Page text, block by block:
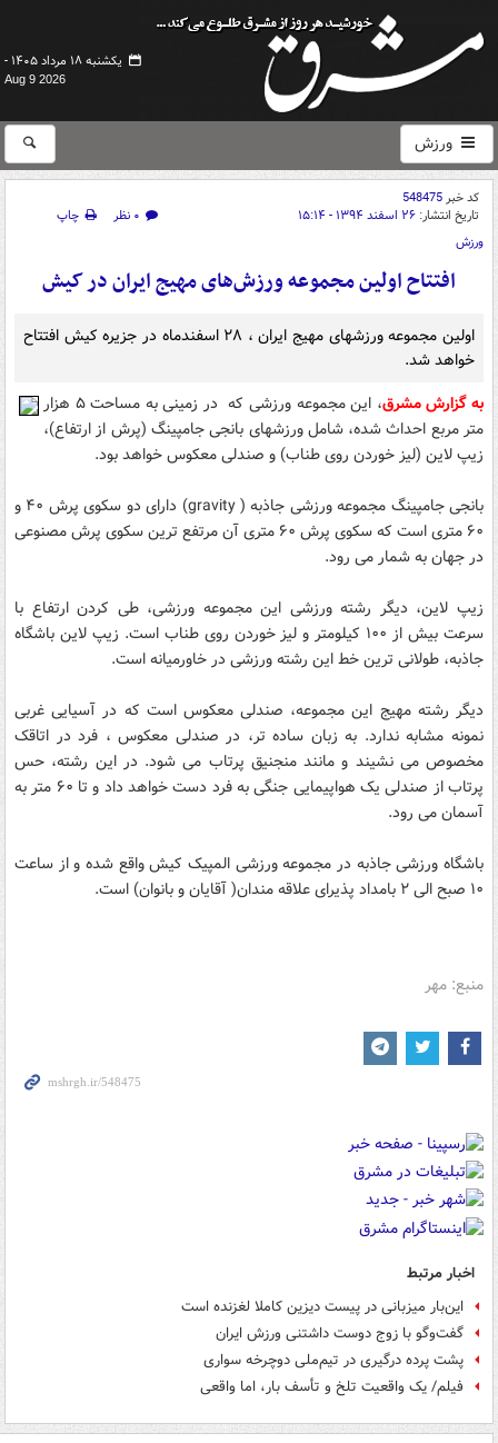
یکشنبه ۱۸ مرداد ۱۴۰۵ -
Aug 9 2026
ورزش
کد خبر548475
تاریخ انتشار: ۲۶ اسفند ۱۳۹۴ - ۱۵:۱۴ ۰ نظر
چاپ
ورزش
افتتاح اولین مجموعه ورزش‌های مهیج ایران در کیش
اولین مجموعه ورزشهای مهیج ایران ، ۲۸ اسفندماه در جزیره کیش افتتاح
خواهد شد.
به گزارش مشرق
، این مجموعه ورزشی که در زمینی به مساحت ۵ هزار
متر مربع احداث شده، شامل ورزشهای بانجی جامپینگ (پرش از ارتفاع)،
زیپ لاین (لیز خوردن روی طناب) و صندلی معکوس خواهد بود.
بانجی جامپینگ مجموعه ورزشی جاذبه ( gravity) دارای دو سکوی پرش ۴۰ و
۶۰ متری است که سکوی پرش ۶۰ متری آن مرتفع ترین سکوی پرش مصنوعی
در جهان به شمار می رود.
زیپ لاین، دیگر رشته ورزشی این مجموعه ورزشی، طی کردن ارتفاع با
سرعت بیش از ۱۰۰ کیلومتر و لیز خوردن روی طناب است. زیپ لاین باشگاه
جاذبه، طولانی ترین خط این رشته ورزشی در خاورمیانه است.
دیگر رشته مهیج این مجموعه، صندلی معکوس است که در آسیایی غربی
نمونه مشابه ندارد. به زبان ساده تر، در صندلی معکوس ، فرد در اتاقک
مخصوص می نشیند و مانند منجنیق پرتاب می شود. در این رشته، حس
پرتاب از صندلی یک هواپیمایی جنگی به فرد دست خواهد داد و تا ۶۰ متر به
آسمان می رود.
باشگاه ورزشی جاذبه در مجموعه ورزشی المپیک کیش واقع شده و از ساعت
۱۰ صبح الی ۲ بامداد پذیرای علاقه مندان( آقایان و بانوان) است.
منبع: مهر
اخبار مرتبط
این‌بار میزبانی در پیست دیزین کاملا لغزنده است
گفت‌و‌گو با زوج دوست داشتنی ورزش ایران
پشت پرده درگیری‌ در تیم‌ملی دوچرخه سواری
فیلم/ یک واقعیت تلخ و تأسف بار، اما واقعی